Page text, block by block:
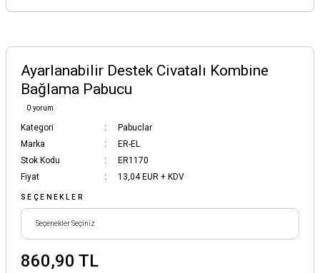
Ayarlanabilir Destek Civatalı Kombine
Bağlama Pabucu
0 yorum
Kategori
Pabuclar
Marka
ER-EL
Stok Kodu
ER1170
Fiyat
13,04 EUR + KDV
SEÇENEKLER
860,90 TL